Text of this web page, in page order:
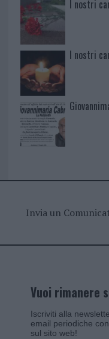
I nostri
I nostri
Invia un
Vuoi rimanere
Iscriviti alla
email periodiche
sul sito web!